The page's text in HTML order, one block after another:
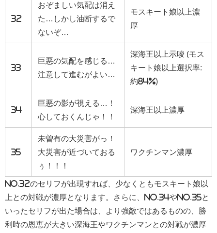
32
おぞましい気配は消え
た…しかし油断するで
ないぞ…
モスキート娘以上濃
厚
33
巨悪の気配を感じる…
注意して進むがよい…
深海王以上示唆 (モス
キート娘以上選択率:
約84%)
34
巨悪の影が視える…！
心しておくんじゃ！！
深海王以上濃厚
35
未曽有の大災害がっ！
大災害が近づいておる
ぅ！！！
ワクチンマン濃厚
No.32のセリフが出現すれば、少なくともモスキート娘以
上との対戦が濃厚となります。さらに、No.34やNo.35と
いったセリフが出た場合は、より強敵ではあるものの、勝
利時の恩恵が大きい深海王やワクチンマンとの対戦が濃厚